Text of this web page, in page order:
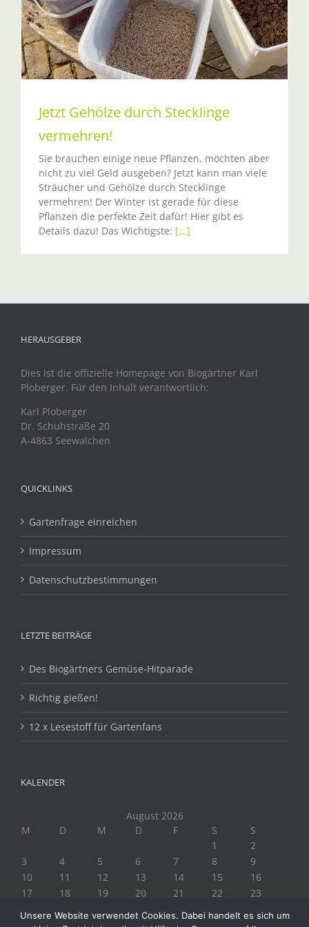
Jetzt Gehölze durch Stecklinge
vermehren!
Sie brauchen einige neue Pflanzen, möchten aber
nicht zu viel Geld ausgeben? Jetzt kann man viele
Sträucher und Gehölze durch Stecklinge
vermehren! Der Winter ist gerade für diese
Pflanzen die perfekte Zeit dafür! Hier gibt es
Details dazu! Das Wichtigste: [...]
HERAUSGEBER
Dies ist die offizielle Homepage von Biogärtner Karl
Ploberger. Für den Inhalt verantwortlich:
Karl Ploberger
Dr. Schuhstraße 20
A-4863 Seewalchen
QUICKLINKS
Gartenfrage einreichen
Impressum
Datenschutzbestimmungen
LETZTE BEITRÄGE
Des Biogärtners Gemüse-Hitparade
Richtig gießen!
12 x Lesestoff für Gartenfans
KALENDER
August 2026
M
D M D F S
S
1
2
3
4 5 6 7 8
9
10
11 12 13 14 15
16
17
18 19 20 21 22
23
Unsere Website verwendet Cookies. Dabei handelt es sich um